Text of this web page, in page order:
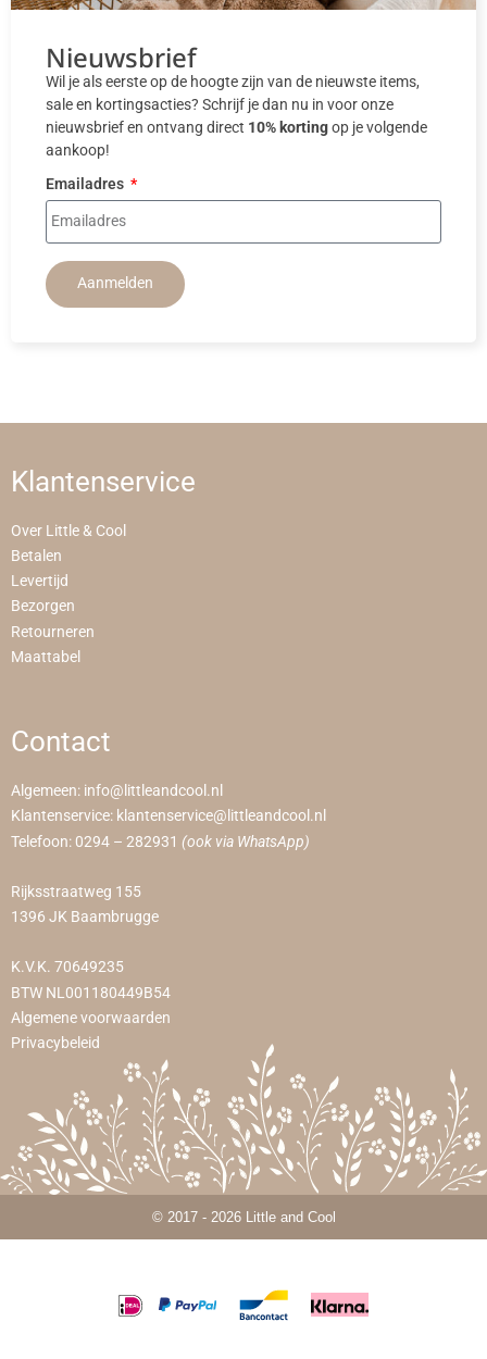
Nieuwsbrief
Wil je als eerste op de hoogte zijn van de nieuwste items,
sale en kortingsacties? Schrijf je dan nu in voor onze
nieuwsbrief en ontvang direct 10% kortingop je volgende
aankoop!
Emailadres
Aanmelden
Klantenservice
Over Little & Cool
Betalen
Levertijd
Bezorgen
Retourneren
Maattabel
Contact
Algemeen: info@littleandcool.nl
Klantenservice: klantenservice@littleandcool.nl
Telefoon: 0294 – 282931 (ook via WhatsApp)
Rijksstraatweg 155
1396 JK Baambrugge
K.V.K. 70649235
BTW NL001180449B54
Algemene voorwaarden
Privacybeleid
© 2017 - 2026 Little and Cool